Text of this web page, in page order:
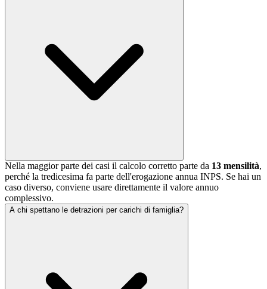
Nella maggior parte dei casi il calcolo corretto parte da 13 mensilità,
perché la tredicesima fa parte dell'erogazione annua INPS. Se hai un
caso diverso, conviene usare direttamente il valore annuo
complessivo.
A chi spettano le detrazioni per carichi di famiglia?